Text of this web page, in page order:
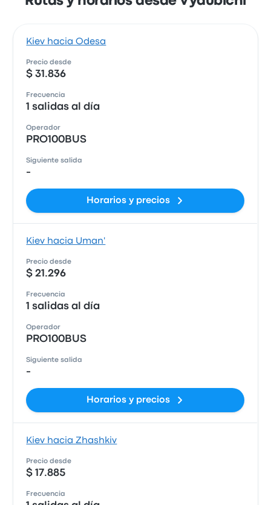
Kiev hacia Odesa
Precio desde
$ 31.836
Frecuencia
1 salidas al día
Operador
PRO100BUS
Siguiente salida
-
Horarios y precios
Kiev hacia Uman'
Precio desde
$ 21.296
Frecuencia
1 salidas al día
Operador
PRO100BUS
Siguiente salida
-
Horarios y precios
Kiev hacia Zhashkiv
Precio desde
$ 17.885
Frecuencia